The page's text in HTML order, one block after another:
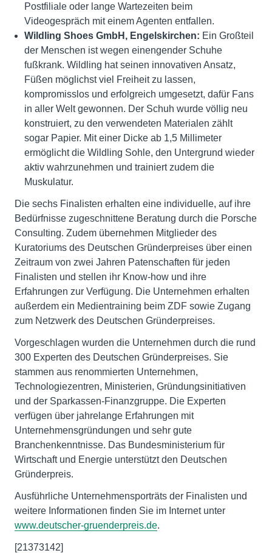
Postfiliale oder lange Wartezeiten beim
Videogespräch mit einem Agenten entfallen.
Wildling Shoes GmbH, Engelskirchen: Ein Großteil
der Menschen ist wegen einengender Schuhe
fußkrank. Wildling hat seinen innovativen Ansatz,
Füßen möglichst viel Freiheit zu lassen,
kompromisslos und erfolgreich umgesetzt, dafür Fans
in aller Welt gewonnen. Der Schuh wurde völlig neu
konstruiert, zu den verwendeten Materialen zählt
sogar Papier. Mit einer Dicke ab 1,5 Millimeter
ermöglicht die Wildling Sohle, den Untergrund wieder
aktiv wahrzunehmen und trainiert zudem die
Muskulatur.
Die sechs Finalisten erhalten eine individuelle, auf ihre
Bedürfnisse zugeschnittene Beratung durch die Porsche
Consulting. Zudem übernehmen Mitglieder des
Kuratoriums des Deutschen Gründerpreises über einen
Zeitraum von zwei Jahren Patenschaften für jeden
Finalisten und stellen ihr Know-how und ihre
Erfahrungen zur Verfügung. Die Unternehmen erhalten
außerdem ein Medientraining beim ZDF sowie Zugang
zum Netzwerk des Deutschen Gründerpreises.
Vorgeschlagen wurden die Unternehmen durch die rund
300 Experten des Deutschen Gründerpreises. Sie
stammen aus renommierten Unternehmen,
Technologiezentren, Ministerien, Gründungsinitiativen
und der Sparkassen-Finanzgruppe. Die Experten
verfügen über jahrelange Erfahrungen mit
Unternehmensgründungen und sehr gute
Branchenkenntnisse. Das Bundesministerium für
Wirtschaft und Energie unterstützt den Deutschen
Gründerpreis.
Ausführliche Unternehmensporträts der Finalisten und
weitere Informationen finden Sie im Internet unter
www.deutscher-gruenderpreis.de.
[21373142]